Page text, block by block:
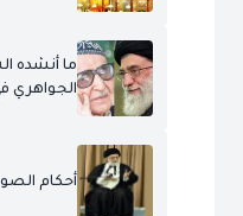
ما أنشده
الجواهري
أحكام